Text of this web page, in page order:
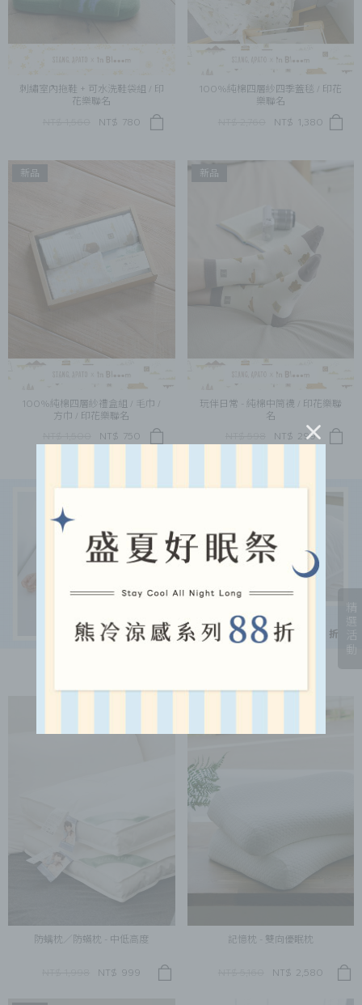
刺繡室內拖鞋 + 可水洗鞋袋組 / 印
花樂聯名
NT$ 780
100%純棉四層紗四季蓋毯 / 印花
樂聯名
NT$ 1,380
新品
100%純棉四層紗禮盒組 / 毛巾 /
方巾 / 印花樂聯名
NT$ 750
新品
玩伴日常 - 純棉中筒襪 / 印花樂聯
名
NT$ 299
防螨枕／防蟎枕 - 中低高度
NT$ 999
記憶枕 - 雙向優眠枕
NT$ 2,580
精選活動